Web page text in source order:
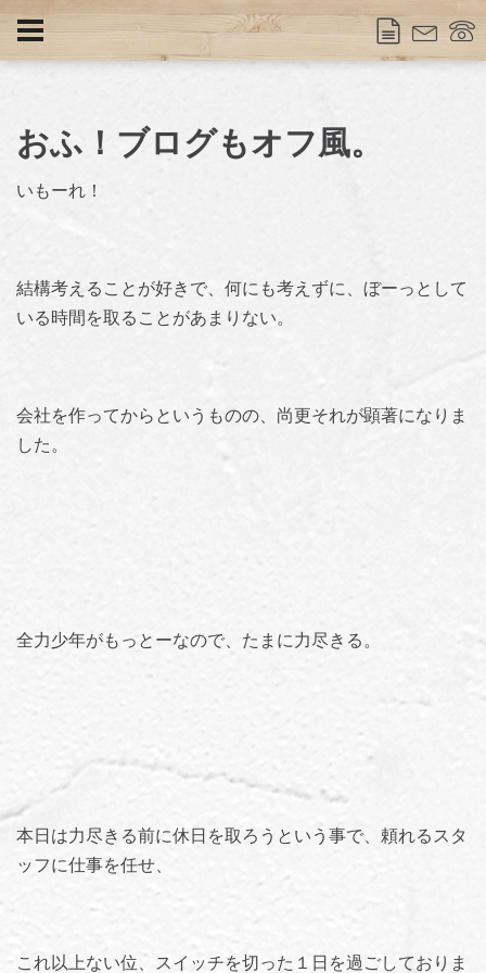
おふ！ブログもオフ風。
いもーれ！
結構考えることが好きで、何にも考えずに、ぼーっとして
いる時間を取ることがあまりない。
会社を作ってからというものの、尚更それが顕著になりま
した。
全力少年がもっとーなので、たまに力尽きる。
本日は力尽きる前に休日を取ろうという事で、頼れるスタ
ッフに仕事を任せ、
これ以上ない位、スイッチを切った１日を過ごしておりま